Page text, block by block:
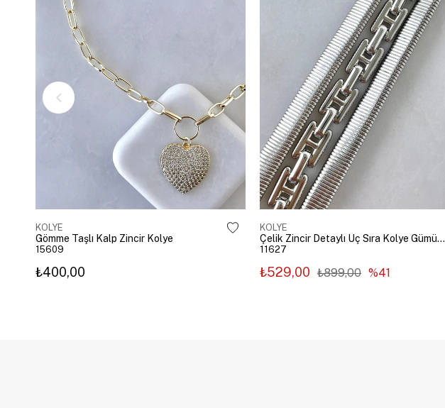
KOLYE
Gömme Taşlı Kalp Zincir Kolye
15609
₺400,00
KOLYE
Çelik Zincir Detaylı Üç Sıra Kolye Gümüş Renk
11627
₺529,00 ₺899,00 %41